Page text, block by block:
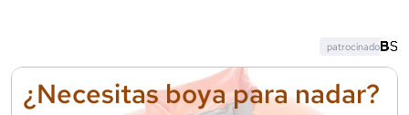
¿Necesitas boya para nadar?
patrocinado